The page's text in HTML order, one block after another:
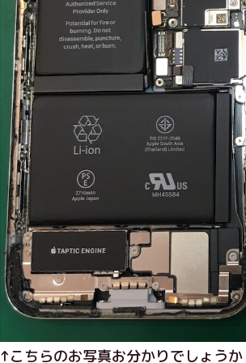
↑こちらのお写真お分かりでしょう